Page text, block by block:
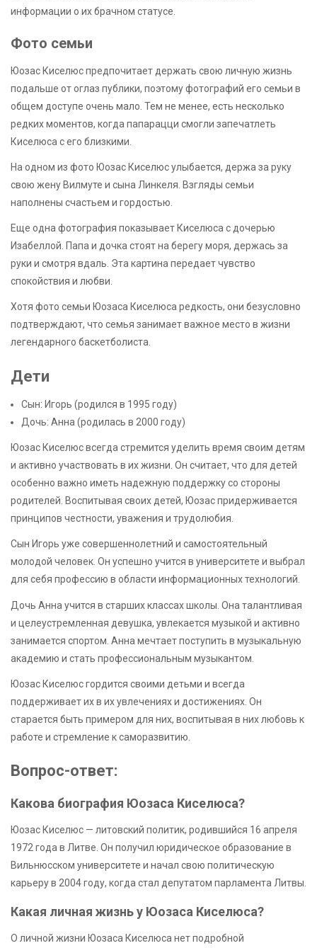
информации о их брачном статусе.
Фото семьи
Юозас Киселюс предпочитает держать свою личную жизнь
подальше от оглаз публики, поэтому фотографий его семьи в
общем доступе очень мало. Тем не менее, есть несколько
редких моментов, когда папарацци смогли запечатлеть
Киселюса с его близкими.
На одном из фото Юозас Киселюс улыбается, держа за руку
свою жену Вилмуте и сына Линкеля. Взгляды семьи
наполнены счастьем и гордостью.
Еще одна фотография показывает Киселюса с дочерью
Изабеллой. Папа и дочка стоят на берегу моря, держась за
руки и смотря вдаль. Эта картина передает чувство
спокойствия и любви.
Хотя фото семьи Юозаса Киселюса редкость, они безусловно
подтверждают, что семья занимает важное место в жизни
легендарного баскетболиста.
Дети
Сын: Игорь (родился в 1995 году)
Дочь: Анна (родилась в 2000 году)
Юозас Киселюс всегда стремится уделить время своим детям
и активно участвовать в их жизни. Он считает, что для детей
особенно важно иметь надежную поддержку со стороны
родителей. Воспитывая своих детей, Юозас придерживается
принципов честности, уважения и трудолюбия.
Сын Игорь уже совершеннолетний и самостоятельный
молодой человек. Он успешно учится в университете и выбрал
для себя профессию в области информационных технологий.
Дочь Анна учится в старших классах школы. Она талантливая
и целеустремленная девушка, увлекается музыкой и активно
занимается спортом. Анна мечтает поступить в музыкальную
академию и стать профессиональным музыкантом.
Юозас Киселюс гордится своими детьми и всегда
поддерживает их в их увлечениях и достижениях. Он
старается быть примером для них, воспитывая в них любовь к
работе и стремление к саморазвитию.
Вопрос-ответ:
Какова биография Юозаса Киселюса?
Юозас Киселюс — литовский политик, родившийся 16 апреля
1972 года в Литве. Он получил юридическое образование в
Вильнюсском университете и начал свою политическую
карьеру в 2004 году, когда стал депутатом парламента Литвы.
Какая личная жизнь у Юозаса Киселюса?
О личной жизни Юозаса Киселюса нет подробной